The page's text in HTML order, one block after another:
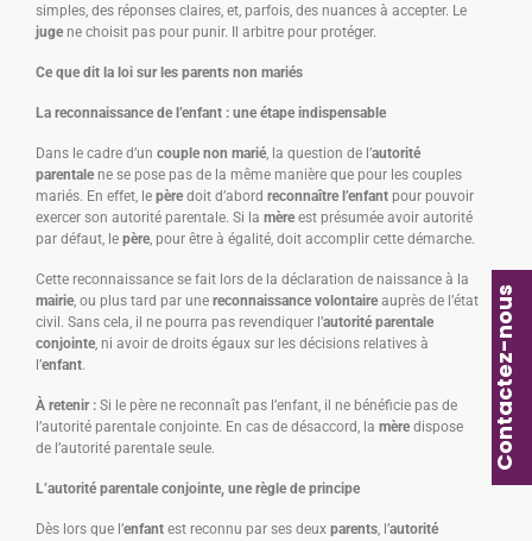
Contactez-nous
simples, des réponses claires, et, parfois, des nuances à accepter. Le
juge ne choisit pas pour punir. Il arbitre pour protéger.
Ce que dit la loi sur les parents non mariés
La reconnaissance de l’enfant : une étape indispensable
Dans le cadre d’un couple non marié, la question de l’autorité
parentale ne se pose pas de la même manière que pour les couples
mariés. En effet, le père doit d’abord reconnaître l’enfant pour pouvoir
exercer son autorité parentale. Si la mère est présumée avoir autorité
par défaut, le père, pour être à égalité, doit accomplir cette démarche.
Cette reconnaissance se fait lors de la déclaration de naissance à la
mairie, ou plus tard par une reconnaissance volontaire auprès de l’état
civil. Sans cela, il ne pourra pas revendiquer l’autorité parentale
conjointe, ni avoir de droits égaux sur les décisions relatives à
l’enfant.
À retenir : Si le père ne reconnaît pas l’enfant, il ne bénéficie pas de
l’autorité parentale conjointe. En cas de désaccord, la mère dispose
de l’autorité parentale seule.
L’autorité parentale conjointe, une règle de principe
Dès lors que l’enfant est reconnu par ses deux parents, l’autorité